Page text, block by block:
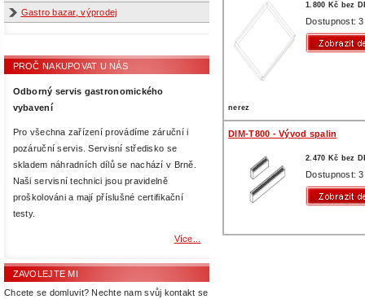
Gastro bazar, výprodej
PROČ NAKUPOVAT U NÁS
Odborný servis gastronomického
vybavení
Pro všechna zařízení provádíme záruční i
pozáruční servis. Servisní středisko se
skladem náhradních dílů se nachází v Brně.
Naši servisní technici jsou pravidelně
proškolováni a mají příslušné certifikační
testy.
Více...
ZAVOLEJTE MI
Chcete se domluvit? Nechte nam svůj kontakt se
1.800 Kč bez
Dostupnost:
nerez
DIM-T800 - Vývod spalin
2.470 Kč bez
Dostupnost: